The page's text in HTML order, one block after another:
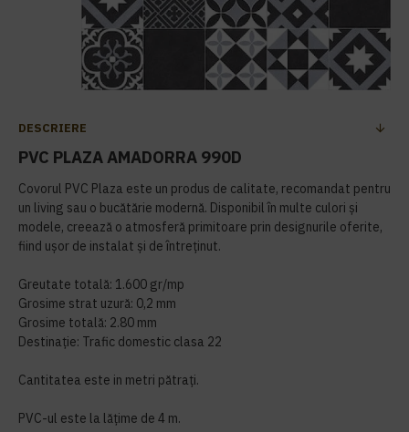
DESCRIERE
PVC PLAZA AMADORRA 990D
Covorul PVC Plaza este un produs de calitate, recomandat pentru
un living sau o bucătărie modernă. Disponibil în multe culori și
modele, creează o atmosferă primitoare prin designurile oferite,
fiind ușor de instalat și de întreținut.
Greutate totală: 1.600 gr/mp
Grosime strat uzură: 0,2 mm
Grosime totală: 2.80 mm
Destinație: Trafic domestic clasa 22
Cantitatea este in metri pătrați.
PVC-ul este la lățime de 4 m.